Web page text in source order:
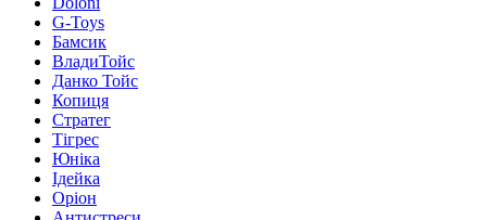
G-Toys
Бамсик
ВладиТойс
Данко Тойс
Копиця
Стратег
Тігрес
Юніка
Ідейка
Оріон